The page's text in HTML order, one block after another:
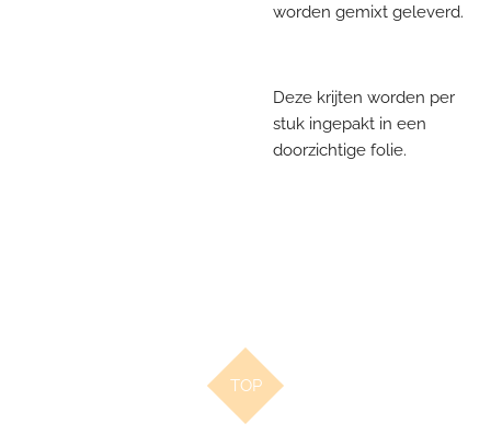
worden gemixt geleverd.
Deze krijten worden per
stuk ingepakt in een
doorzichtige folie.
TOP